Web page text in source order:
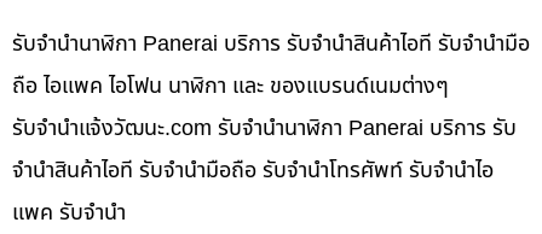
รับจำนำนาฬิกา Panerai บริการ รับจำนำสินค้าไอที รับจำนำมือ
ถือ ไอแพค ไอโฟน นาฬิกา และ ของแบรนด์เนมต่างๆ
รับจํานําแจ้งวัฒนะ.com รับจำนำนาฬิกา Panerai บริการ รับ
จำนำสินค้าไอที รับจำนำมือถือ รับจำนำโทรศัพท์ รับจำนำไอ
แพค รับจำนำ